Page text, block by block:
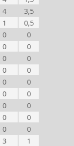
4
3,5
1
0,5
0
0
0
0
0
0
0
0
0
0
0
0
0
0
0
0
0
0
3
1